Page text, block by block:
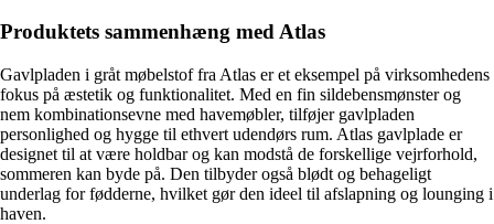
Produktets sammenhæng med Atlas
Gavlpladen i gråt møbelstof fra Atlas er et eksempel på virksomhedens
fokus på æstetik og funktionalitet. Med en fin sildebensmønster og
nem kombinationsevne med havemøbler, tilføjer gavlpladen
personlighed og hygge til ethvert udendørs rum. Atlas gavlplade er
designet til at være holdbar og kan modstå de forskellige vejrforhold,
sommeren kan byde på. Den tilbyder også blødt og behageligt
underlag for fødderne, hvilket gør den ideel til afslapning og lounging i
haven.